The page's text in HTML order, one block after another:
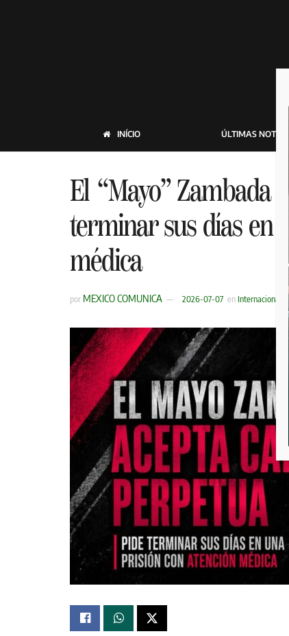
INÍCIO ÚLTIMAS
El “Mayo” Zambada
terminar sus días en
médica
por MEXICO COMUNICA 2026-07-07 en Internacional